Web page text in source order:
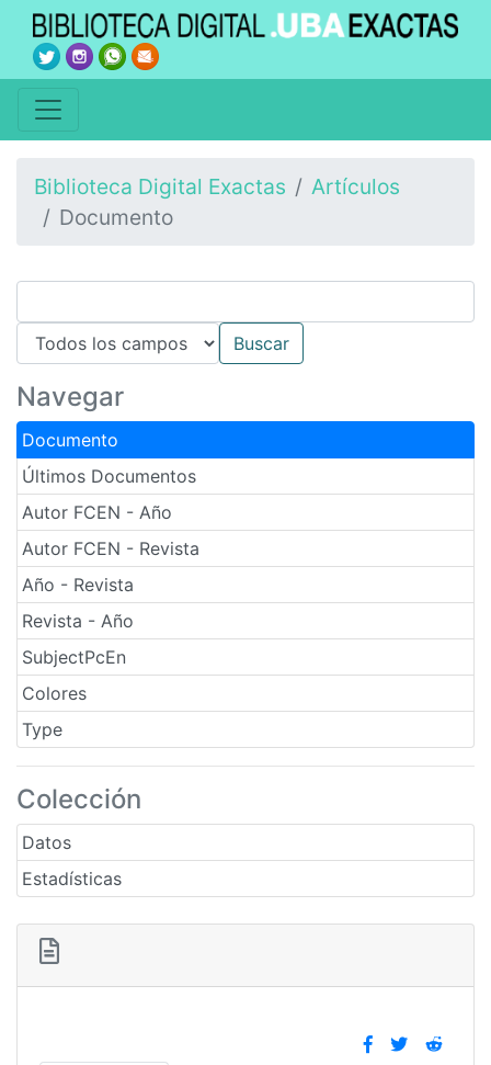
Biblioteca Digital Exactas
Artículos
Documento
Navegar
Documento
Últimos Documentos
Autor FCEN - Año
Autor FCEN - Revista
Año - Revista
Revista - Año
SubjectPcEn
Colores
Type
Colección
Datos
Estadísticas